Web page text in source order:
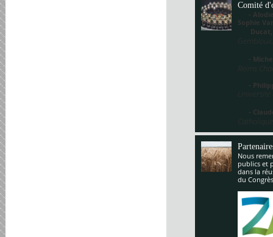
Comité
- Alodie
Sophie
-
Reims
-
-
Nous
publics et
dans la
du